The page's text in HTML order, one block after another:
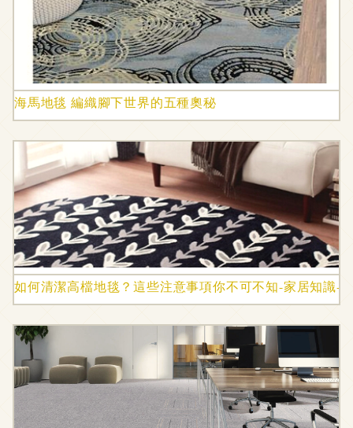
海馬地毯 編織腳下世界的五種奧秘
如何清潔高檔地毯？這些注意事項你不可不知-家居知識-